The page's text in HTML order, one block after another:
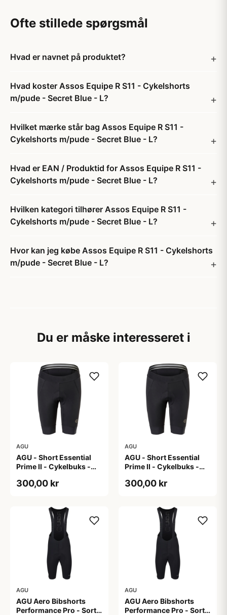
Ofte stillede spørgsmål
Hvad er navnet på produktet?
Hvad koster Assos Equipe R S11 - Cykelshorts
m/pude - Secret Blue - L?
Hvilket mærke står bag Assos Equipe R S11 -
Cykelshorts m/pude - Secret Blue - L?
Hvad er EAN / Produktid for Assos Equipe R S11 -
Cykelshorts m/pude - Secret Blue - L?
Hvilken kategori tilhører Assos Equipe R S11 -
Cykelshorts m/pude - Secret Blue - L?
Hvor kan jeg købe Assos Equipe R S11 - Cykelshorts
m/pude - Secret Blue - L?
Du er måske interesseret i
AGU
AGU - Short Essential
Prime II - Cykelbuks -
300,00 kr
AGU
AGU - Short Essential
Prime II - Cykelbuks -
300,00 kr
AGU
AGU Aero Bibshorts
Performance Pro - Sort -
AGU
AGU Aero Bibshorts
Performance Pro - Sort -